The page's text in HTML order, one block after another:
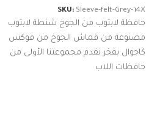
SKU: Sleeve-felt-Grey-14X
حافظة لابتوب من الجوخ شنطة لابتوب
مصنوعة من قماش الجوخ من فوكس
كاجوال بفخر نقدم مجموعتنا الأولى من
حافظات اللاب